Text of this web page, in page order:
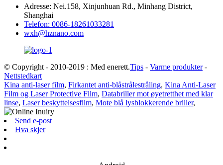
Adresse: Nei.158, Xinjunhuan Rd., Minhang District,
Shanghai
Telefon: 0086-18261033281
wxh@hznano.com
© Copyright - 2010-2019 : Med enerett.Tips - Varme produkter-
Nettstedkart
Kina anti-laser film, Firkantet anti-blåstrålestråling, Kina Anti-Laser
Film og Laser Protective Film, Databriller mot øyetretthet med klar
linse, Laser beskyttelsesfilm, Mote blå lysblokkerende briller,
Send e-post
Hva skjer